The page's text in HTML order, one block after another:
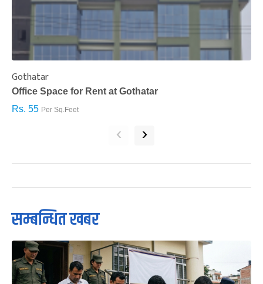
Gothatar
Office Space for Rent at Gothatar
Rs. 55 Per Sq.Feet
‹ ›
सम्बन्धित खबर